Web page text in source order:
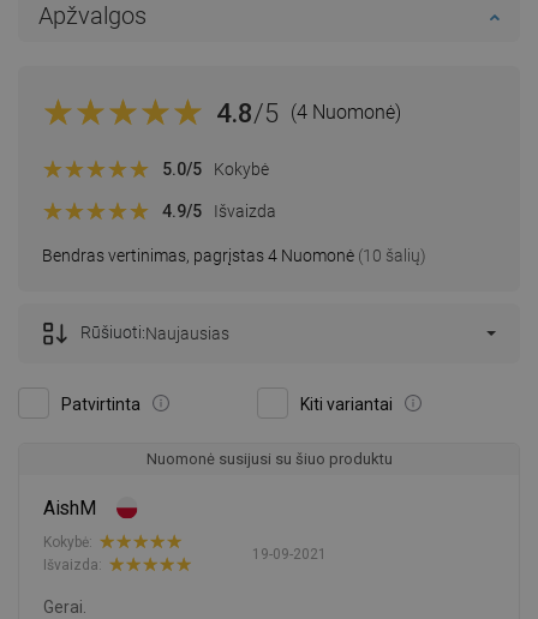
Apžvalgos
4.8/5 (4 Nuomonė)
Bendras vertinimas, pagrįstas 4 Nuomonė (10 šalių)
5.0/5 Kokybė
4.9/5 Išvaizda
Patvirtinta Kiti variantai
Rūšiuoti:Naujausias
Nuomonė susijusi su šiuo produktu
AishM
19-09-2021
Kokybė:
Išvaizda:
Gerai.